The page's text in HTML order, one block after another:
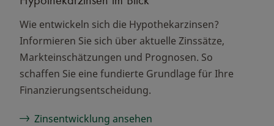
Wie entwickeln sich die Hypothekarzinsen?
Informieren Sie sich über aktuelle Zinssätze,
Markteinschätzungen und Prognosen. So
schaffen Sie eine fundierte Grundlage für Ihre
Finanzierungsentscheidung.
Zinsentwicklung ansehen